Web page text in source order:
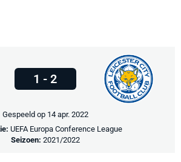
1 - 2
Gespeeld op 14 apr. 2022
UEFA Europa Conference League
Seizoen: 2021/2022